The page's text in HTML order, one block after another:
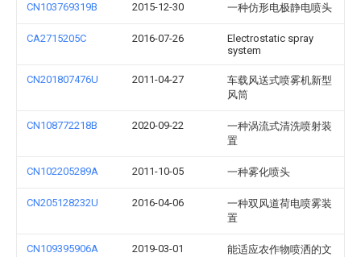
CN103769319B 2015-12-30 一种仿形电极静电喷头
CA2715205C 2016-07-26
Electrostatic spray
system
CN201807476U 2011-04-27
车载风送式喷雾机新型
风筒
CN108772218B 2020-09-22
一种涡流式清洗喷射装
置
CN102205289A 2011-10-05 一种雾化喷头
CN205128232U 2016-04-06
一种双风道荷电喷雾装
置
CN109395906A 2019-03-01
能适应农作物喷洒的文